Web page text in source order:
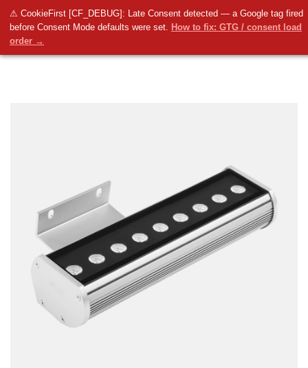
⚠ CookieFirst [CF_DEBUG]: Late Consent detected — a Google tag fired
before Consent Mode defaults were set. How to fix: GTG / consent load
order →